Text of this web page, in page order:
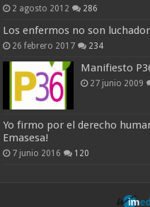
2 agosto 2012 286
Los enfermos no son
26 febrero 2017 234
Manifiesto
27 junio 2009
Yo firmo por el derecho
Emasesa!
7 junio 2016 120